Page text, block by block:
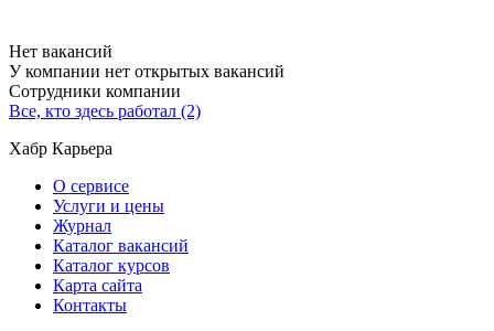
Нет вакансий
У компании нет открытых вакансий
Сотрудники компании
Все, кто здесь работал (2)
Хабр Карьера
О сервисе
Услуги и цены
Журнал
Каталог вакансий
Каталог курсов
Карта сайта
Контакты